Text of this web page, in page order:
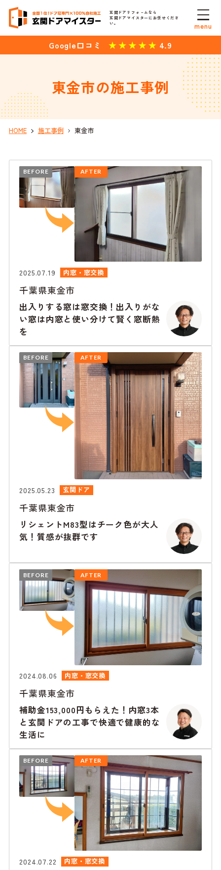
玄関ドアリフォ－ムなら
玄関ドアマイスターにお任せくださ
い。
Google口コミ 4.9
menu
東金市の施工事例
HOME 施工事例 東金市
BEFORE AFTER
2025.07.19 内窓・窓交換
千葉県東金市
出入りする窓は窓交換！出入りがな
い窓は内窓と使い分けて賢く窓断熱
を
BEFORE AFTER
2025.05.23 玄関ドア
千葉県東金市
リシェントM83型はチーク色が大人
気！質感が抜群です
BEFORE AFTER
2024.08.06 内窓・窓交換
千葉県東金市
補助金153,000円もらえた！内窓3本
と玄関ドアの工事で快適で健康的な
生活に
BEFORE AFTER
2024.07.22 内窓・窓交換